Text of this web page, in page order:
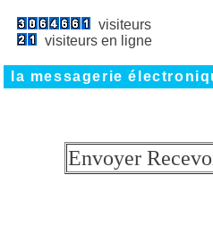
visiteurs
visiteurs en ligne
la messagerie
Envoyer